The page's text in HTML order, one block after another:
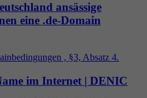
ansässige
eine .de-Domain
, §3, Absatz 4.
im Internet | DENIC